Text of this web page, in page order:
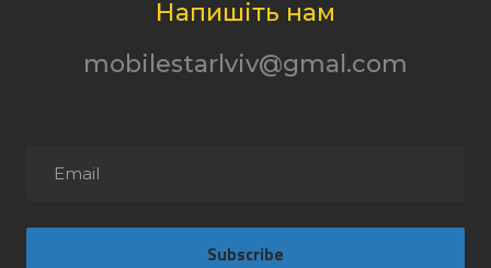
Напишіть нам
mobilestarlviv@gmal.com
Subscribe